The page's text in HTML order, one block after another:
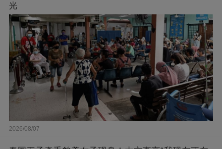
光
2026/08/07